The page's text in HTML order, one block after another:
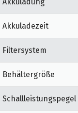
Akkuladezeit
Filtersystem
Behältergröße
Schallleistungspegel